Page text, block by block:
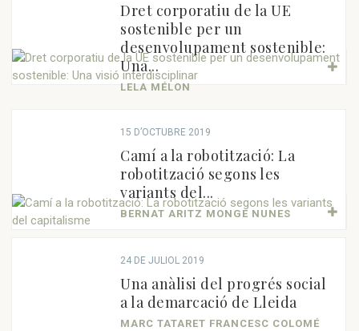
Dret corporatiu de la UE
sostenible per un
desenvolupament sostenible:
Una...
LELA MÉLON
15 D’OCTUBRE 2019
Camí a la robotització: La
robotització segons les
variants del...
BERNAT ARITZ MONGE NUNES
24 DE JULIOL 2019
Una anàlisi del progrés social
a la demarcació de Lleida
MARC TATARET FRANCESC COLOMÉ